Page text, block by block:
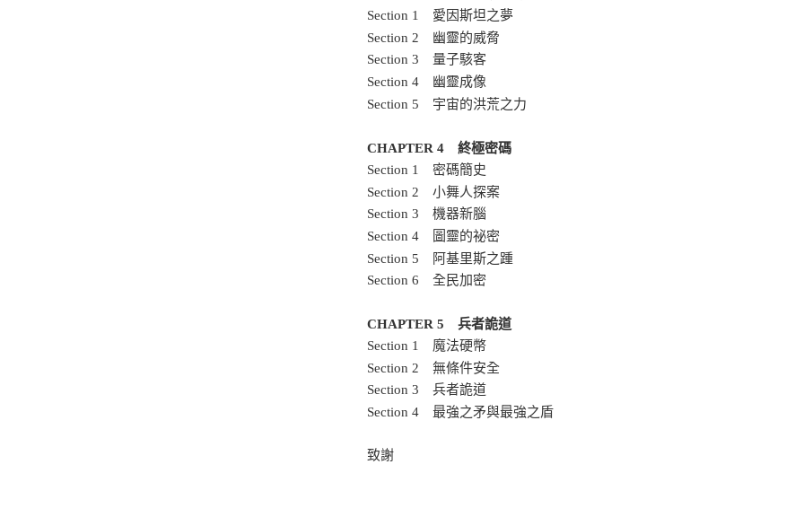
Section 1 愛因斯坦之夢
Section 2 幽靈的威脅
Section 3 量子駭客
Section 4 幽靈成像
Section 5 宇宙的洪荒之力
CHAPTER 4 終極密碼
Section 1 密碼簡史
Section 2 小舞人探案
Section 3 機器新腦
Section 4 圖靈的祕密
Section 5 阿基里斯之踵
Section 6 全民加密
CHAPTER 5 兵者詭道
Section 1 魔法硬幣
Section 2 無條件安全
Section 3 兵者詭道
Section 4 最強之矛與最強之盾
致謝